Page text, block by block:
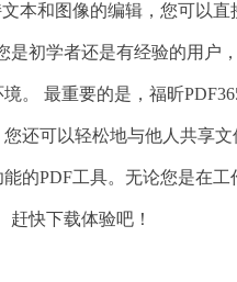
本和图像的编辑，您可以
是初学者还是有经验的用户
。 最重要的是，福昕
还可以轻松地与他人共享
的PDF工具。无论您是在
赶快下载体验吧！